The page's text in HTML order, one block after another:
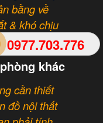
0977.703.776
bằng về
& khó chịu
khác
cần thiết
đồ nội thất